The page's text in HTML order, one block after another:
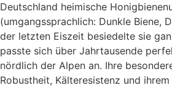
Deutschland heimische
(umgangssprachlich: Dunkle Biene,
der letzten Eiszeit besiedelte sie
passte sich über Jahrtausende
nördlich der Alpen an. Ihre
Robustheit, Kälteresistenz und